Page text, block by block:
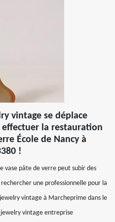
vintage se déplace
la restauration
École de Nancy à
!
vase pâte de verre peut subir des
rechercher une professionnelle pour la
vintage à Marcheprime dans le
vintage entreprise